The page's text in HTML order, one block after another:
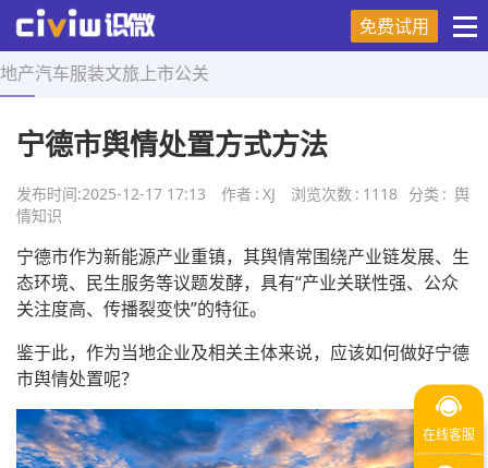
免费试用
地产汽车服装文旅 上市公关
首页 > 舆情知识 > 正文
宁德市舆情处置方式方法
发布时间:2025-12-17 17:13 作者 : XJ 浏览次数 : 1118 分类 : 舆
情知识
宁德市作为新能源产业重镇，其舆情常围绕产业链发展、生
态环境、民生服务等议题发酵，具有“产业关联性强、公众
关注度高、传播裂变快”的特征。
鉴于此，作为当地企业及相关主体来说，应该如何做好宁德
市舆情处置呢？